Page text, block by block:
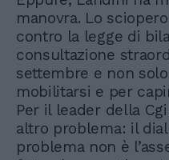
manovra. Lo
contro la legge di
consultazione
settembre e non
mobilitarsi e per
Per il leader della
altro problema: il
problema non è